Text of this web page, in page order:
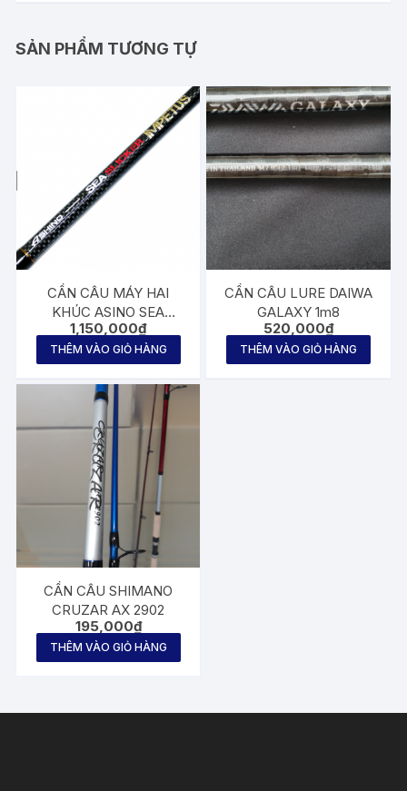
SẢN PHẨM TƯƠNG TỰ
CẦN CÂU MÁY HAI
KHÚC ASINO SEA
SLICKER IMPETUS 2m1
1,150,000₫
THÊM VÀO GIỎ HÀNG
CẦN CÂU LURE DAIWA
GALAXY 1m8
520,000₫
THÊM VÀO GIỎ HÀNG
CẦN CÂU SHIMANO
CRUZAR AX 2902
195,000₫
THÊM VÀO GIỎ HÀNG